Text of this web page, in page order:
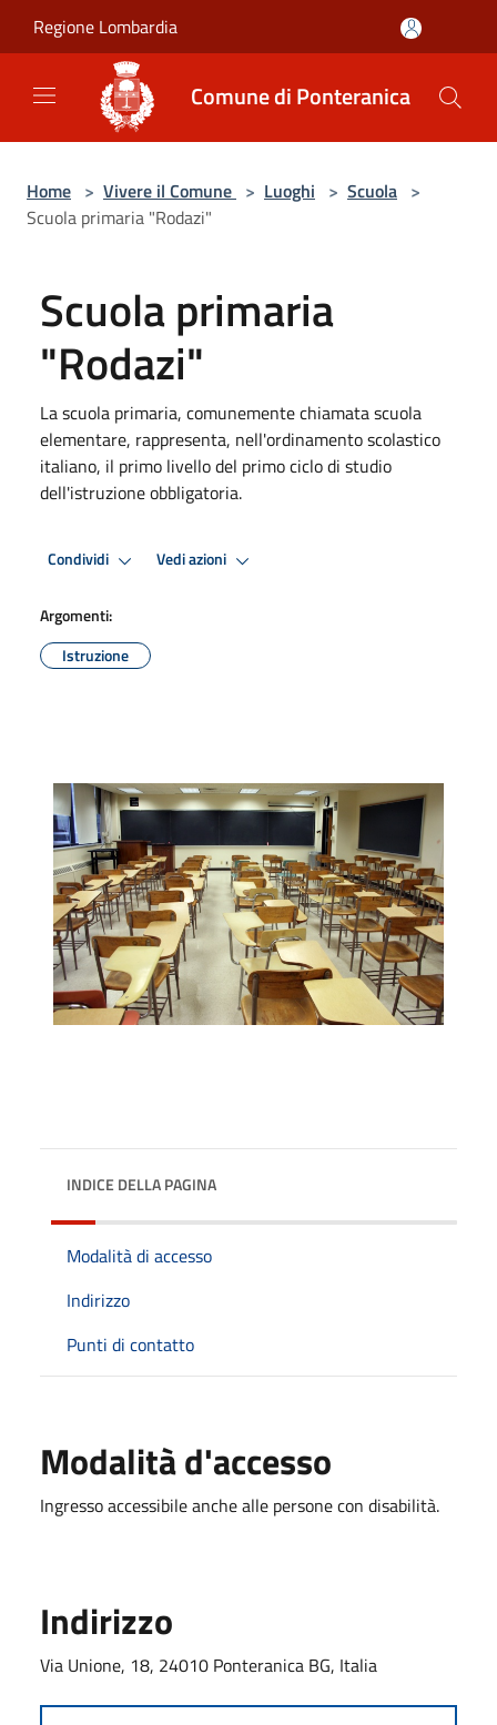
Regione Lombardia
Comune di Ponteranica
Home > Vivere il Comune > Luoghi > Scuola >
Scuola primaria "Rodazi"
Scuola primaria
"Rodazi"
La scuola primaria, comunemente chiamata scuola
elementare, rappresenta, nell'ordinamento scolastico
italiano, il primo livello del primo ciclo di studio
dell'istruzione obbligatoria.
Condividi Vedi azioni
Argomenti:
Istruzione
INDICE DELLA PAGINA
Modalità di accesso
Indirizzo
Punti di contatto
Modalità d'accesso
Ingresso accessibile anche alle persone con disabilità.
Indirizzo
Via Unione, 18, 24010 Ponteranica BG, Italia